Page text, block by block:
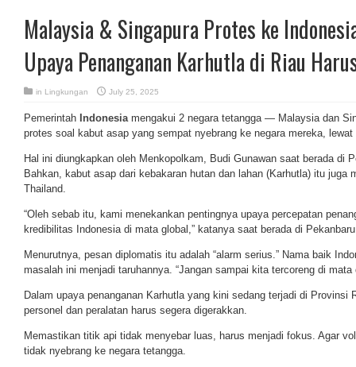
Malaysia & Singapura Protes ke
Upaya Penanganan Karhutla di Riau
in Lingkungan July 25, 2025
Pemerintah Indonesiamengakui 2 negara tetangga — Malaysia dan
protes soal kabut asap yang sempat nyebrang ke negara mereka,
Hal ini diungkapkan oleh Menkopolkam, Budi Gunawan saat berada di
Bahkan, kabut asap dari kebakaran hutan dan lahan (Karhutla) itu juga
Thailand.
“Oleh sebab itu, kami menekankan pentingnya upaya percepatan
kredibilitas Indonesia di mata global,” katanya saat berada di
Menurutnya, pesan diplomatis itu adalah “alarm serius.” Nama baik
masalah ini menjadi taruhannya. “Jangan sampai kita tercoreng di mata
Dalam upaya penanganan Karhutla yang kini sedang terjadi di Provinsi
personel dan peralatan harus segera digerakkan.
Memastikan titik api tidak menyebar luas, harus menjadi fokus. Agar
tidak nyebrang ke negara tetangga.